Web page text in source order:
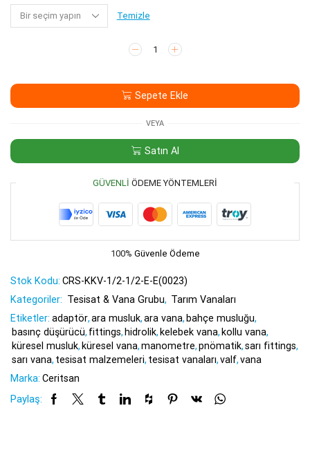
Temizle
Kelebek
Küresel
1/2-
1/2
(E-
Sepete Ekle
VEYA
Satın Al
GÜVENLI ÖDEME YÖNTEMLERI
100% Güvenle Ödeme
Stok Kodu: CRS-KKV-1/2-1/2-E-E(0023)
Kategoriler: Tesisat & Vana Grubu, Tarım Vanaları
Etiketler: adaptör,ara musluk,ara vana,bahçe musluğu,
basınç düşürücü, fittings,hidrolik,kelebek vana,kollu vana,
küresel musluk,küresel vana,manometre,pnömatik,sarı fittings,
sarı vana, tesisat malzemeleri, tesisat vanaları,valf,vana
Marka: Ceritsan
Paylaş: